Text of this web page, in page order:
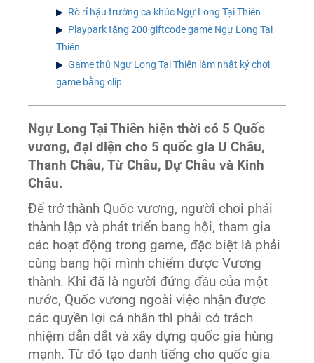
Rò rỉ hậu trường ca khúc Ngự Long Tại Thiên
Playpark tặng 200 giftcode game Ngự Long Tại
Thiên
Game thủ Ngự Long Tại Thiên làm nhật ký chơi
game bằng clip
Ngự Long Tại Thiên hiện thời có 5 Quốc
vương, đại diện cho 5 quốc gia U Châu,
Thanh Châu, Từ Châu, Dự Châu và Kinh
Châu.
Để trở thành Quốc vương, người chơi phải
thành lập và phát triển bang hội, tham gia
các hoạt động trong game, đặc biệt là phải
cùng bang hội mình chiếm được Vương
thành. Khi đã là người đứng đầu của một
nước, Quốc vương ngoài việc nhận được
các quyền lợi cá nhân thì phải có trách
nhiệm dẫn dắt và xây dựng quốc gia hùng
mạnh. Từ đó tạo danh tiếng cho quốc gia